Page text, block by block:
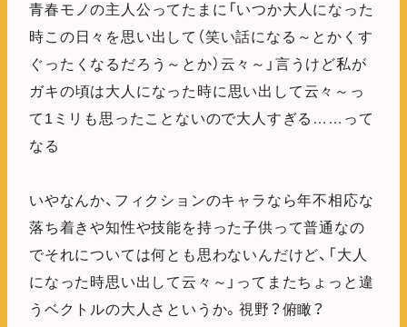
青春モノの主人公ってたまに「いつか大人になった
時この日々を思い出して（笑い話になる～とかくす
ぐったくなるだろう～とか）云々～」言うけど私が
ガキの頃は大人になった時に思い出して云々～っ
て1ミリも思ったことないので大人すぎる……って
なる
いやなんか、フィクションのキャラなら年不相応な
落ち着きや知性や技能を持った子供って普通なの
でそれについては何とも思わないんだけど、「大人
になった時思い出して云々～」ってまたちょっと違
うベクトルの大人さというか。視野？俯瞰？